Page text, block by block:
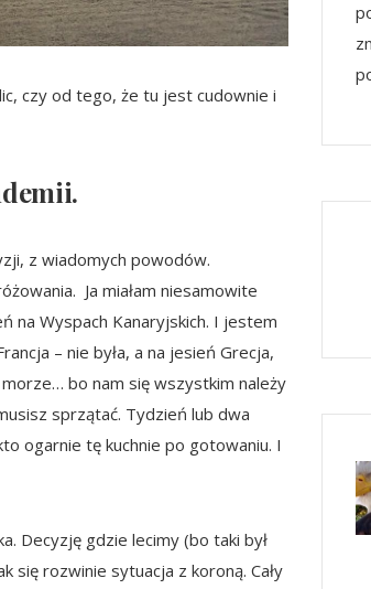
czy od tego, że tu jest cudownie i
z wiadomych powodów.
Ja miałam niesamowite
na Wyspach Kanaryjskich. I jestem
– nie była, a na jesień Grecja,
bo nam się wszystkim należy
sprzątać. Tydzień lub dwa
ogarnie tę kuchnie po gotowaniu. I
Decyzję gdzie lecimy (bo taki był
się rozwinie sytuacja z koroną. Cały